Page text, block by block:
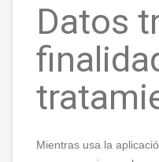
Datos
Mientras usa la